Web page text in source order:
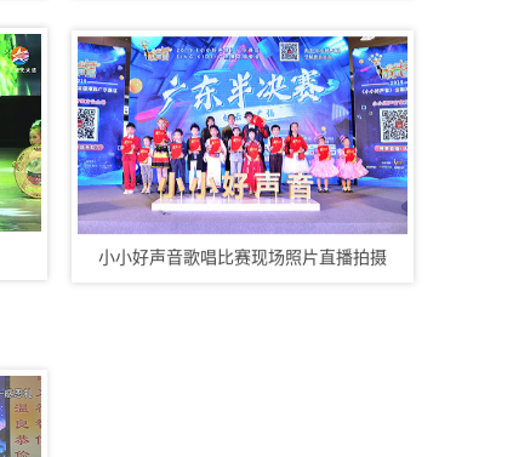
小小好声音歌唱比赛现场照片直播拍摄